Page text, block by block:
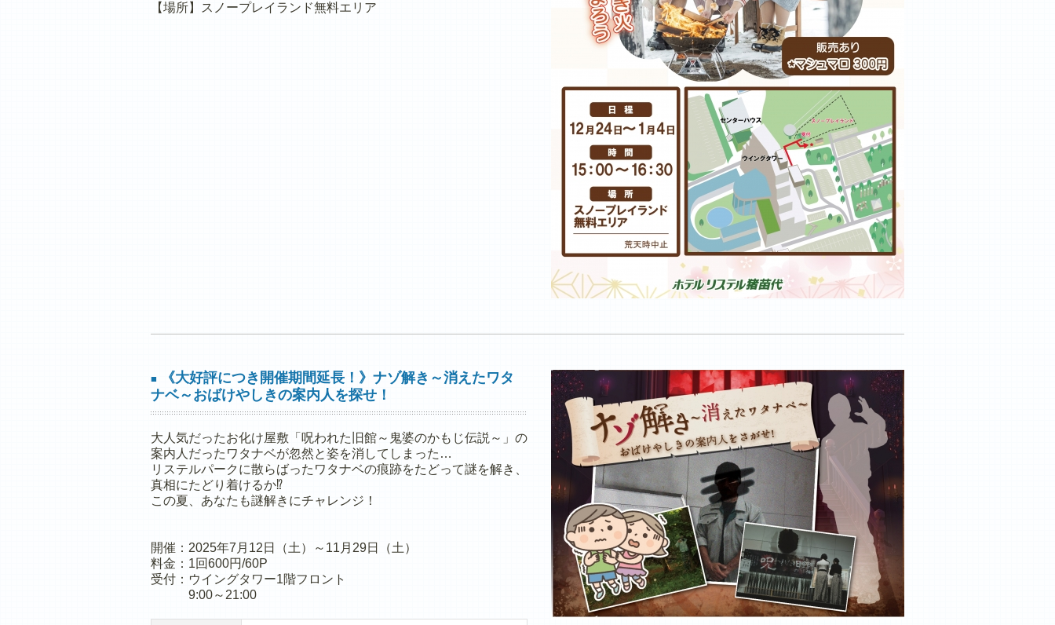
【場所】スノープレイランド無料エリア
■
《大好評につき開催期間延長！》ナゾ解き～消えたワタ
ナベ～おばけやしきの案内人を探せ！
大人気だったお化け屋敷「呪われた旧館～鬼婆のかもじ伝説～」の
案内人だったワタナベが忽然と姿を消してしまった…
リステルパークに散らばったワタナベの痕跡をたどって謎を解き、
真相にたどり着けるか⁉
この夏、あなたも謎解きにチャレンジ！
開催：2025年7月12日（土）～11月29日（土）
料金：1回600円/60P
受付：ウイングタワー1階フロント
9:00～21:00